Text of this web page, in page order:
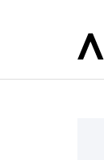
Hoppa till innehåll